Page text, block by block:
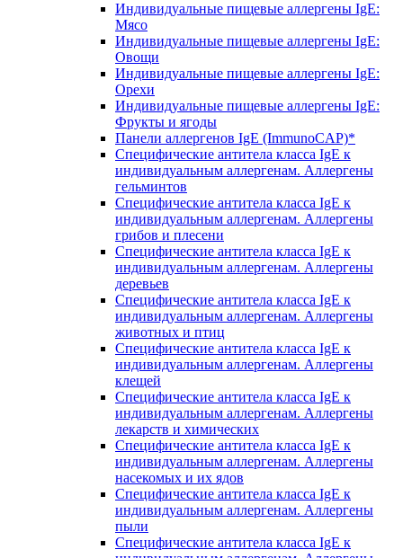
Индивидуальные пищевые аллергены IgE:
Мясо
Индивидуальные пищевые аллергены IgE:
Овощи
Индивидуальные пищевые аллергены IgE:
Орехи
Индивидуальные пищевые аллергены IgE:
Фрукты и ягоды
Панели аллергенов IgE (ImmunoCAP)*
Специфические антитела класса IgE к
индивидуальным аллергенам. Аллергены
гельминтов
Специфические антитела класса IgE к
индивидуальным аллергенам. Аллергены
грибов и плесени
Специфические антитела класса IgE к
индивидуальным аллергенам. Аллергены
деревьев
Специфические антитела класса IgE к
индивидуальным аллергенам. Аллергены
животных и птиц
Специфические антитела класса IgE к
индивидуальным аллергенам. Аллергены
клещей
Специфические антитела класса IgE к
индивидуальным аллергенам. Аллергены
лекарств и химических
Специфические антитела класса IgE к
индивидуальным аллергенам. Аллергены
насекомых и их ядов
Специфические антитела класса IgE к
индивидуальным аллергенам. Аллергены
пыли
Специфические антитела класса IgE к